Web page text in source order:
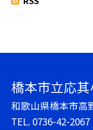
橋本市立応
和歌山県橋本市高
TEL. 0736-42-2067